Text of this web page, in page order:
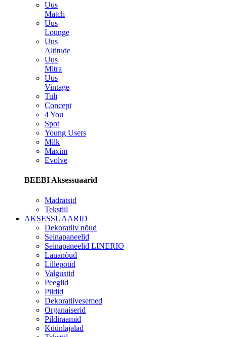
Uus
Match
Uus
Lounge
Uus
Altitude
Uus
Mitra
Uus
Vintage
Tuli
Concept
4 You
Spot
Young Users
Milk
Maxim
Evolve
BEEBI Aksessuaarid
Madratsid
Tekstiil
AKSESSUAARID
Dekoratiiv nõud
Seinapaneelid
Seinapaneelid LINERIO
Lauanõud
Lillepotid
Valgustid
Peeglid
Pildid
Dekoratiivesemed
Organaiserid
Pildiraamid
Küünlajalad